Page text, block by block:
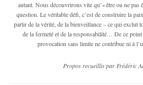
autant. Nous découvrirons vite qu’« être ou ne pas
question. Le véritable défi, c’est de construire la
partir de la vérité, de la bienveillance – ce qui exclut
de la fermeté et de la responsabilité… De ce
provocation sans limite ne contribue ni à
Propos recueillis par Frédéric